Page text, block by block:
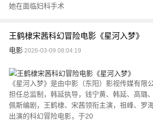
她在面临妇科手术
王鹤棣宋茜科幻冒险电影《星河入梦》
电影2026-03-09 08:04:19
《星河入梦》是由中影（东阳）影视传媒有限
担任总监制，韩延执导，钱宁黄、韩延、高璐
佩斯编剧，王鹤棣、宋茜领衔主演，祖峰、罗
出演的科幻冒险电影，于20